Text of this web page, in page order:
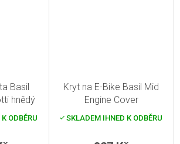
Basil
hnědý
ODBĚRU
Kryt na E-Bike Basil Mid
Engine Cover
SKLADEM IHNED K ODBĚRU